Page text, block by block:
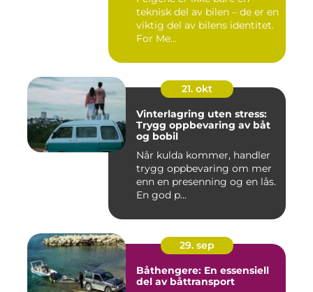
teknisk del av bilen – de er en
viktig del av bilens identitet.
For Me...
21. okt
Vinterlagring uten stress:
Trygg oppbevaring av båt
og bobil
Når kulda kommer, handler
trygg oppbevaring om mer
enn en presenning og en lås.
En god p...
29. sep
Båthengere: En essensiell
del av båttransport